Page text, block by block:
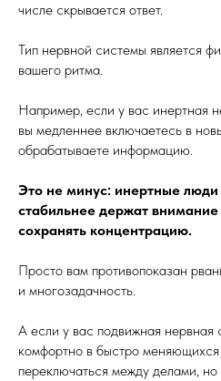
числе скрывается ответ.
Тип нервной системы является
вашего ритма.
Например, если у вас инертная
вы медленнее включаетесь в
обрабатываете информацию.
Это не минус: инертные люди
стабильнее держат внимание
сохранять концентрацию.
Просто вам противопоказан
и многозадачность.
А если у вас подвижная нервная
комфортно в быстро меняющихся
переключаться между делами,